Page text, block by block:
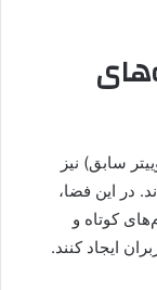
سابق) نیز
در این فضا،
کوتاه و
ایجاد کنند.